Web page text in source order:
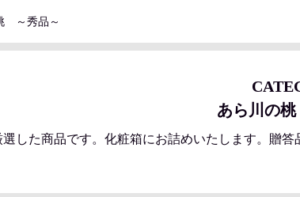
～秀品～
あら川の
した商品です。化粧箱にお詰めいたします。贈答